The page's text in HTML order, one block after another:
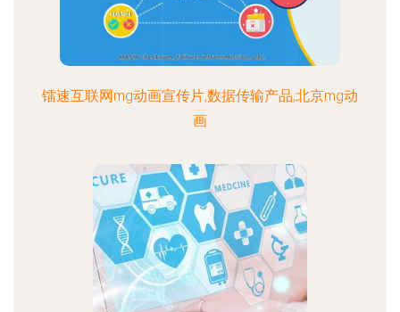
镭速互联网mg动画宣传片,数据传输产品,北京mg动
画